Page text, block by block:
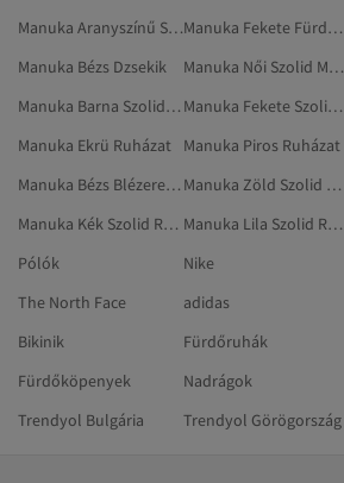
Manuka Aranyszínű Szolid Ruházat
Manuka Fekete Fürdőruhák
Manuka Bézs Dzsekik
Manuka Női Szolid Mellények
Manuka Barna Szolid Felöltők
Manuka Fekete Szolid Ingek
Manuka Ekrü Ruházat
Manuka Piros Ruházat
Manuka Bézs Blézerek És Mellények
Manuka Zöld Szolid Ruházat
Manuka Kék Szolid Ruházat
Manuka Lila Szolid Ruházat
Pólók
Nike
The North Face
adidas
Bikinik
Fürdőruhák
Fürdőköpenyek
Nadrágok
Trendyol Bulgária
Trendyol Görögország